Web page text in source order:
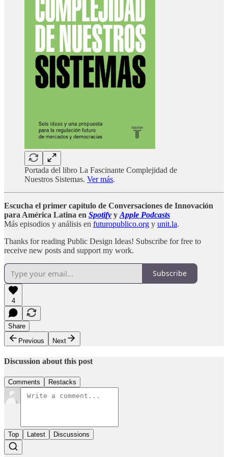
Portada del libro La Fascinante Complejidad de
Nuestros Sistemas. Ver más.
Escucha el primer capítulo de Conversaciones de Innovación
para América Latina en Spotify y Apple Podcasts
Más episodios y análisis en futuropublico.org y unit.la.
Thanks for reading Public Design Ideas! Subscribe for free to
receive new posts and support my work.
Subscribe
4
Share
Previous
Next
Discussion about this post
Comments Restacks
Top Latest Discussions